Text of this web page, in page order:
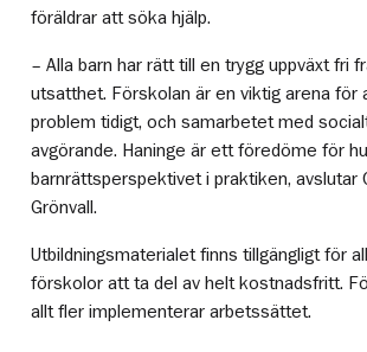
föräldrar att söka hjälp.
– Alla barn har rätt till en trygg uppväxt fri
utsatthet. Förskolan är en viktig arena för
problem tidigt, och samarbetet med
avgörande. Haninge är ett föredöme för
barnrättsperspektivet i praktiken, avslutar
Grönvall.
Utbildningsmaterialet finns tillgängligt för
förskolor att ta del av helt kostnadsfritt.
allt fler implementerar arbetssättet.